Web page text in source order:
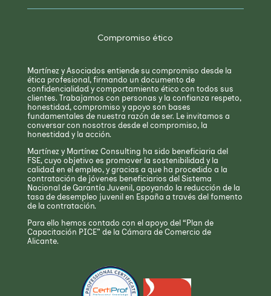
Compromiso ético
Martínez y Asociados entiende su compromiso desde la
ética profesional, firmando un documento de
confidencialidad y comportamiento ético con todos sus
clientes. Trabajamos con personas y la confianza respeto,
honestidad, compromiso y apoyo son bases
fundamentales de nuestra razón de ser. Le invitamos a
conversar con nosotros desde el compromiso, la
honestidad y la acción.
Martínez y Martínez Consulting ha sido beneficiaria del
FSE, cuyo objetivo es promover la sostenibilidad y la
calidad en el empleo, y gracias a que ha procedido a la
contratación de jóvenes beneficiarios del Sistema
Nacional de Garantía Juvenil, apoyando la reducción de la
tasa de desempleo juvenil en España a través del fomento
de la contratación.
Para ello hemos contado con el apoyo del “Plan de
Capacitación PICE” de la Cámara de Comercio de
Alicante.